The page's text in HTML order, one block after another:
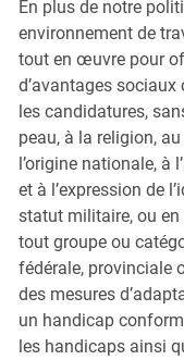
En plus de notre
environnement de
tout en œuvre pour
d’avantages
les candidatures,
peau, à la religion,
l’origine nationale, à
et à l’expression de
statut militaire, ou
tout groupe ou
fédérale, provinciale
des mesures
un handicap
les handicaps ainsi